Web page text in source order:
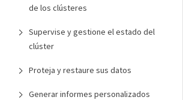
de los clústeres
Supervise y gestione el estado del
clúster
Proteja y restaure sus datos
Generar informes personalizados